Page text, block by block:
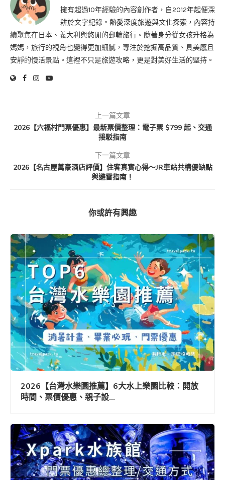
擁有超過10年經驗的內容創作者，自2012年起便深
耕於文字紀錄。熱愛深度旅遊與文化探索，內容持
續聚焦在日本、義大利與悠閒的郵輪旅行。隨著身分從女孩升格為
媽媽，旅行的視角也變得更加細膩，專注於挖掘高品質、具美感且
安靜的慢活景點。這裡不只是旅遊攻略，更是對美好生活的堅持。
上一篇文章
2026【六福村門票優惠】最新票價整理：電子票 $799 起、交通
接駁指南
下一篇文章
2026【名古屋萬豪酒店評價】住客真實心得～JR車站共構優缺點
與避雷指南！
你或許有興趣
2026【台灣水樂園推薦】6大水上樂園比較：開放
時間、票價優惠、親子設...